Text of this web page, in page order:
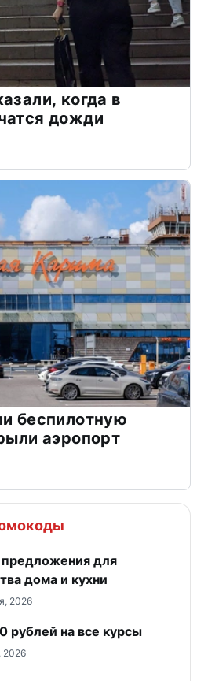
когда в
дожди
беспилотную
аэропорт
для
дома и кухни
2026
рублей на все курсы
2026